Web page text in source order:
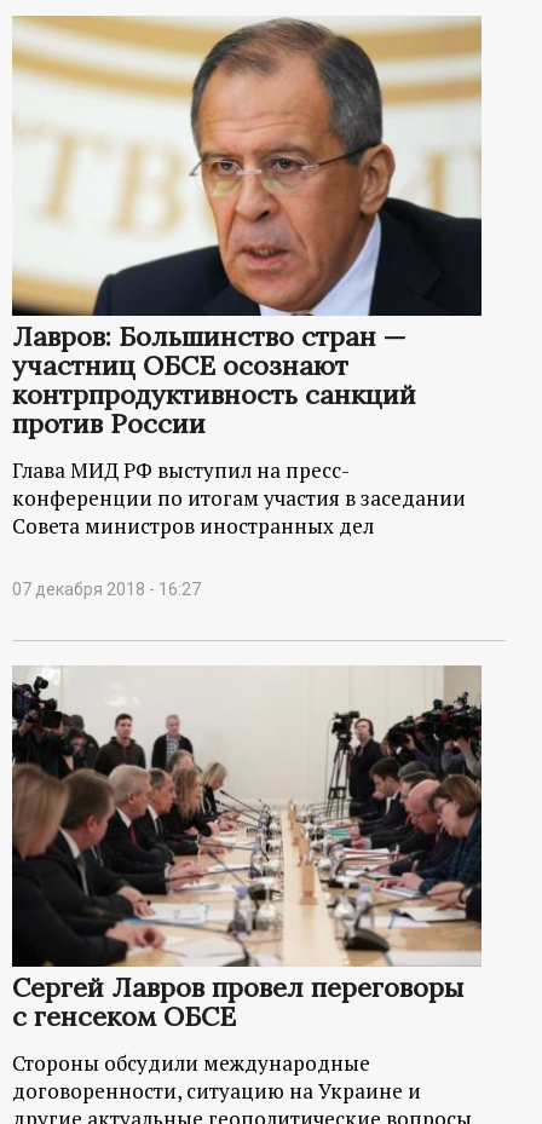
Лавров: Большинство стран —
участниц ОБСЕ осознают
контрпродуктивность санкций
против России
Глава МИД РФ выступил на пресс-
конференции по итогам участия в заседании
Совета министров иностранных дел
07 декабря 2018 - 16:27
Сергей Лавров провел переговоры
с генсеком ОБСЕ
Стороны обсудили международные
договоренности, ситуацию на Украине и